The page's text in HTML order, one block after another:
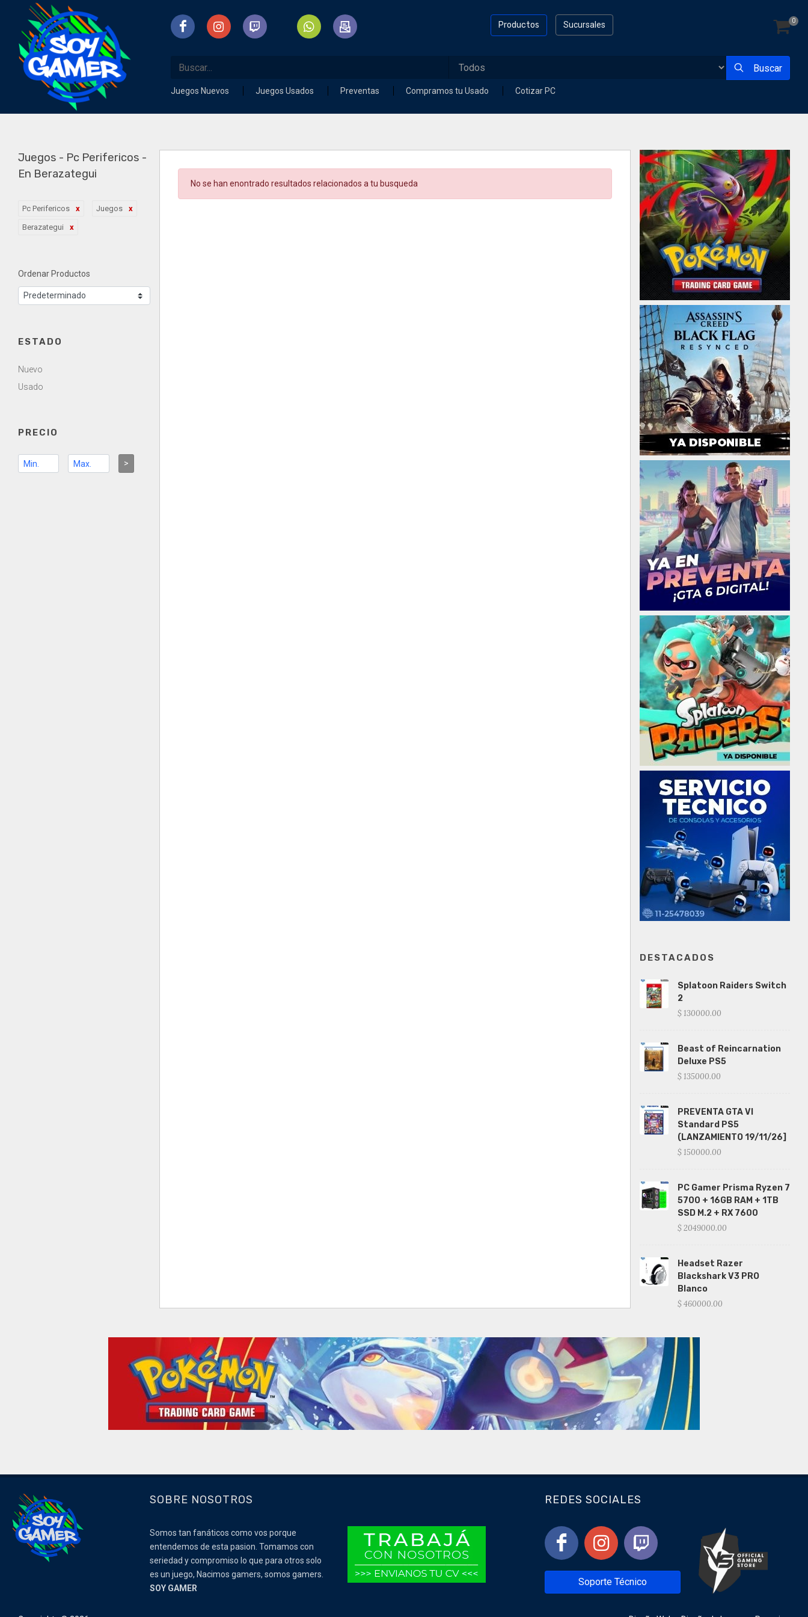
Sucursales
Productos 0
Buscar
Juegos Nuevos Juegos Usados Preventas Compramos tu Usado Cotizar PC
Juegos - Pc Perifericos -
En Berazategui
Pc Perifericos Juegos
Berazategui
Ordenar Productos
ESTADO
Nuevo
Usado
PRECIO
>
No se han enontrado resultados relacionados a tu busqueda
DESTACADOS
Splatoon Raiders Switch
2
$ 130000.00
Beast of Reincarnation
Deluxe PS5
$ 135000.00
PREVENTA GTA VI
Standard PS5
(LANZAMIENTO 19/11/26]
$ 150000.00
PC Gamer Prisma Ryzen 7
5700 + 16GB RAM + 1TB
SSD M.2 + RX 7600
$ 2049000.00
Headset Razer
Blackshark V3 PRO
Blanco
$ 460000.00
SOBRE NOSOTROS
Somos tan fanáticos como vos porque
entendemos de esta pasion. Tomamos con
seriedad y compromiso lo que para otros solo
es un juego, Nacimos gamers, somos gamers.
SOY GAMER
REDES SOCIALES
Soporte Técnico